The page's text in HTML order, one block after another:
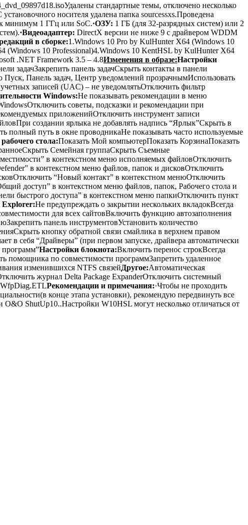
стандартные темы, отключено несколько
носителя удалена папка sourcessxs.Проведена
минимум 1 ГГц или SoC.·ОЗУ: 1 ГБ (для 32-разрядных систем) или 2
·Видеоадаптер: DirectX версии не ниже 9 с драйвером WDDM
в сборке:1.Windows 10 Pro by KulHunter X64 (Windows 10
(Windows 10 Professional)4.Windows 10 KentHSL by KulHunter X64
.NET Framework 3.5 – 4.8Изменения в образе:Настройки
задачЗакрепить панель задачСкрыть контакты в панели
Панель задач, Центр уведомлений прозрачнымИспользовать
записей (UAC) – не уведомлятьОтключить фильтр
Windows:Не показывать рекомендации в меню
советы, подсказки и рекомендации при
приложенийОтключить инструмент записи
создании ярлыка не добавлять надпись “Ярлык”Скрыть в
полный путь в окне проводникаНе показывать часто используемые
стола:Показать Мой компьютерПоказать КорзинаПоказать
Семейная группаСкрыть Съемные
в контекстном меню исполняемых файловОтключить
в контекстном меню файлов, папок и дисковОтключить
“Новый контакт” в контекстном менюОтключить
доступ” в контекстном меню файлов, папок, Рабочего стола и
быстрого доступа” в контекстном меню папкиОтключить пункт
Explorer:Не предупреждать о закрытии нескольких вкладокВсегда
для всех сайтовВключить функцию автозаполнения
панель инструментовУстановить количество
кнопку обратной связи смайлика в верхнем правом
в себя “Драйверы” (при первом запуске, драйвера автоматически
программ”Настройки блокнота:Включить перенос строкВсегда
помощника по совместимости программЗапретить удаленное
изменившихся NTFS связейДругое:Автоматическая
журнал Delta Package ExpanderОтключить системный
Рекомендации и примечания:·Чтобы не проходить
конце этапа установки), рекомендую передвинуть все
ShutUp10..Настройки W10HSL могут несколько отличаться от